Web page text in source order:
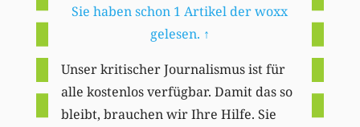
Sie haben schon 1 Artikel der woxx
gelesen. ↑
Unser kritischer Journalismus ist für
alle kostenlos verfügbar. Damit das so
bleibt, brauchen wir Ihre Hilfe. Sie